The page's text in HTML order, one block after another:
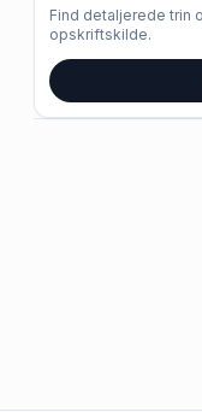
Find detaljerede trin
opskriftskilde.